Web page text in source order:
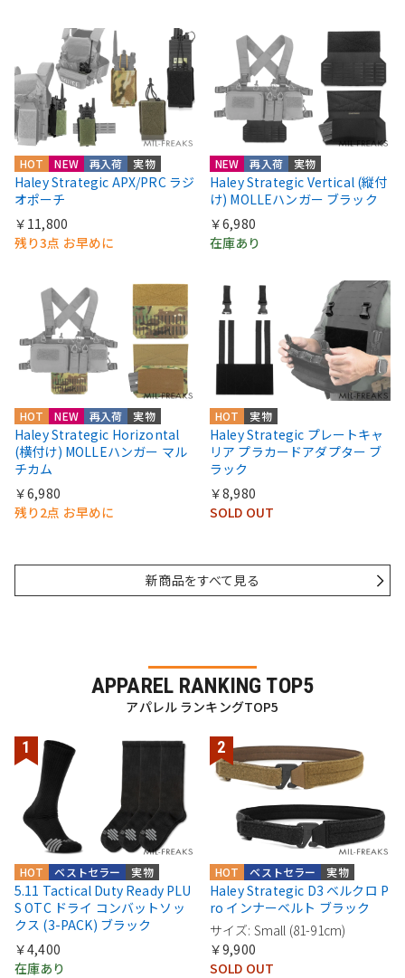
HOT NEW 再入荷 実物
Haley Strategic APX/PRC ラジ
オポーチ
￥11,800
残り3点 お早めに
NEW 再入荷 実物
Haley Strategic Vertical (縦付
け) MOLLEハンガー ブラック
￥6,980
在庫あり
HOT NEW 再入荷 実物
Haley Strategic Horizontal
(横付け) MOLLEハンガー マル
チカム
￥6,980
残り2点 お早めに
HOT 実物
Haley Strategic プレートキャ
リア プラカードアダプター ブ
ラック
￥8,980
SOLD OUT
新商品をすべて見る
APPAREL RANKING TOP5
アパレル ランキングTOP5
実物
ベストセラー
HOT
5.11 Tactical Duty Ready PLU
S OTC ドライ コンバットソッ
クス (3-PACK) ブラック
￥4,400
在庫あり
実物
ベストセラー
HOT
Haley Strategic D3 ベルクロ P
ro インナーベルト ブラック
サイズ: Small (81-91cm)
￥9,900
SOLD OUT